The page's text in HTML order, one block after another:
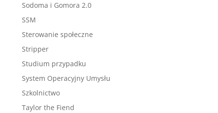
Sodoma i Gomora 2.0
SSM
Sterowanie społeczne
Stripper
Studium przypadku
System Operacyjny Umysłu
Szkolnictwo
Taylor the Fiend